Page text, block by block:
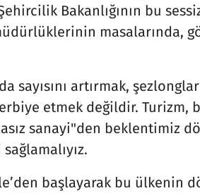
Bakanlığının bu
masalarında,
sayısını artırmak,
etmek değildir. Turizm,
sanayi"den beklentimiz
başlayarak bu ülkenin